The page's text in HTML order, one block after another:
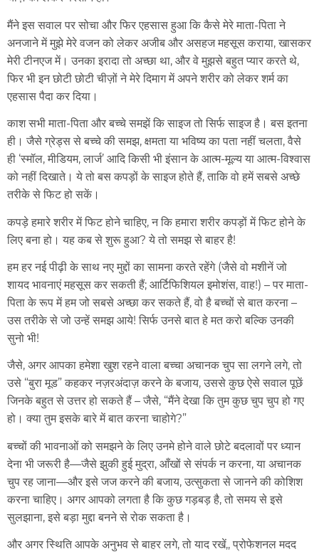
मैंने इस सवाल पर सोचा और फिर एहसास हुआ कि कैसे मेरे माता-पिता ने
अनजाने में मुझे मेरे वजन को लेकर अजीब और असहज महसूस कराया, खासकर
मेरी टीनएज में। उनका इरादा तो अच्छा था, और वे मुझसे बहुत प्यार करते थे,
फिर भी इन छोटी छोटी चीज़ों ने मेरे दिमाग में अपने शरीर को लेकर शर्म का
एहसास पैदा कर दिया।
काश सभी माता-पिता और बच्चे समझें कि साइज तो सिर्फ साइज है। बस इतना
ही। जैसे ग्रेड्स से बच्चे की समझ, क्षमता या भविष्य का पता नहीं चलता, वैसे
ही ‘स्मॉल, मीडियम, लार्ज’ आदि किसी भी इंसान के आत्म-मूल्य या आत्म-विश्वास
को नहीं दिखाते। ये तो बस कपड़ों के साइज होते हैं, ताकि वो हमें सबसे अच्छे
तरीके से फिट हो सकें।
कपड़े हमारे शरीर में फिट होने चाहिए, न कि हमारा शरीर कपड़ों में फिट होने के
लिए बना हो। यह कब से शुरू हुआ? ये तो समझ से बाहर है!
हम हर नई पीढ़ी के साथ नए मुद्दों का सामना करते रहेंगे (जैसे वो मशीनें जो
शायद भावनाएं महसूस कर सकती हैं; आर्टिफिशियल इमोशंस, वाह!) – पर माता-
पिता के रूप में हम जो सबसे अच्छा कर सकते हैं, वो है बच्चों से बात करना –
उस तरीके से जो उन्हें समझ आये! सिर्फ उनसे बात हे मत करो बल्कि उनकी
सुनो भी!
जैसे, अगर आपका हमेशा खुश रहने वाला बच्चा अचानक चुप सा लगने लगे, तो
उसे “बुरा मूड” कहकर नज़रअंदाज़ करने के बजाय, उससे कुछ ऐसे सवाल पूछें
जिनके बहुत से उत्तर हो सकते हैं – जैसे, “मैंने देखा कि तुम कुछ चुप चुप हो गए
हो। क्या तुम इसके बारे में बात करना चाहोगे?”
बच्चों की भावनाओं को समझने के लिए उनमे होने वाले छोटे बदलावों पर ध्यान
देना भी जरूरी है—जैसे झुकी हुई मुद्रा, आँखों से संपर्क न करना, या अचानक
चुप रह जाना—और इसे जज करने की बजाय, उत्सुकता से जानने की कोशिश
करना चाहिए। अगर आपको लगता है कि कुछ गड़बड़ है, तो समय से इसे
सुलझाना, इसे बड़ा मुद्दा बनने से रोक सकता है।
और अगर स्थिति आपके अनुभव से बाहर लगे, तो याद रखें,, प्रोफेशनल मदद